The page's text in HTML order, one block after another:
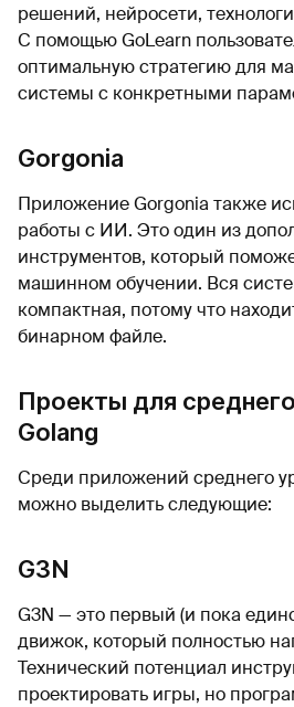
решений, нейросети,
С помощью GoLearn
оптимальную стратегию для
системы с конкретными
Gorgonia
Приложение Gorgonia также
работы с ИИ. Это один из
инструментов, который
машинном обучении. Вся
компактная, потому что
бинарном файле.
Проекты для
Golang
Среди приложений среднего
можно выделить следующие:
G3N
G3N — это первый (и пока
движок, который полностью
Технический потенциал
проектировать игры, но